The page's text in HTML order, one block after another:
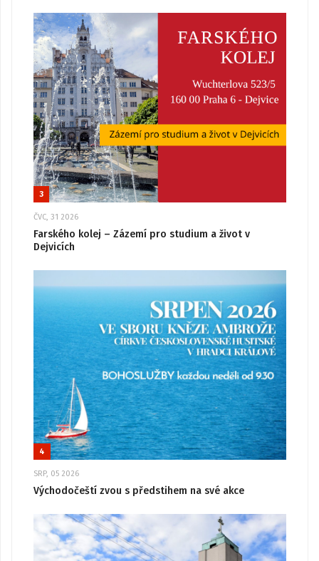
3
ČVC, 31 2026
Farského kolej – Zázemí pro studium a život v
Dejvicích
4
SRP, 05 2026
Východočeští zvou s předstihem na své akce